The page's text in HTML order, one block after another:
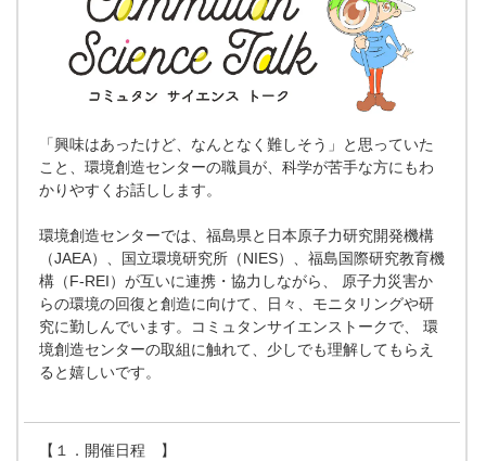
「興味はあったけど、なんとなく難しそう」と思っていた
こと、環境創造センターの職員が、科学が苦手な方にもわ
かりやすくお話しします。
環境創造センターでは、福島県と日本原子力研究開発機構
（JAEA）、国立環境研究所（NIES）、福島国際研究教育機
構（F-REI）が互いに連携・協力しながら、 原子力災害か
らの環境の回復と創造に向けて、日々、モニタリングや研
究に勤しんでいます。コミュタンサイエンストークで、 環
境創造センターの取組に触れて、少しでも理解してもらえ
ると嬉しいです。
【１．開催日程 】